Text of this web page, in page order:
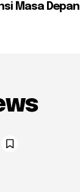
Masa Depan